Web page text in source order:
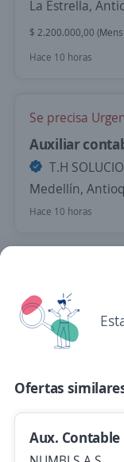
La Estrella,
$ 2.200.000,00
Hace 10 horas
Se precisa
Auxiliar
T.H
Medellín,
Hace 10 horas
4,6
Medellín,
$ 2.145.000,00
Auxiliar
Importante
Ofertas
Aux. Contable